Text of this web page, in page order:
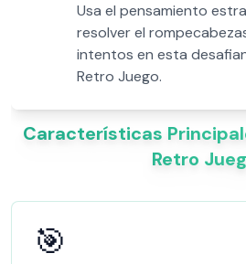
Usa el pensamiento
resolver el
intentos en esta
Retro Juego.
Características
Retro
🎯